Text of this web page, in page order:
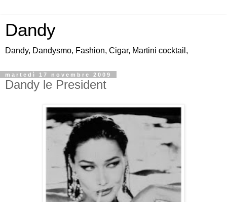
Dandy
Dandy, Dandysmo, Fashion, Cigar, Martini cocktail,
martedì 17 novembre 2009
Dandy le President